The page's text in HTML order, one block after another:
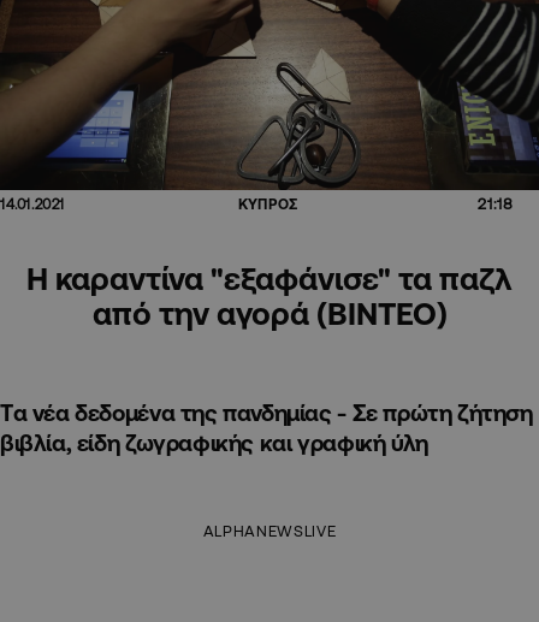
14.01.2021 ΚΥΠΡΟΣ 21:18
Η καραντίνα "εξαφάνισε" τα παζλ
από την αγορά (ΒΙΝΤΕΟ)
Tα νέα δεδομένα της πανδημίας - Σε πρώτη ζήτηση
βιβλία, είδη ζωγραφικής και γραφική ύλη
ALPHANEWSLIVE